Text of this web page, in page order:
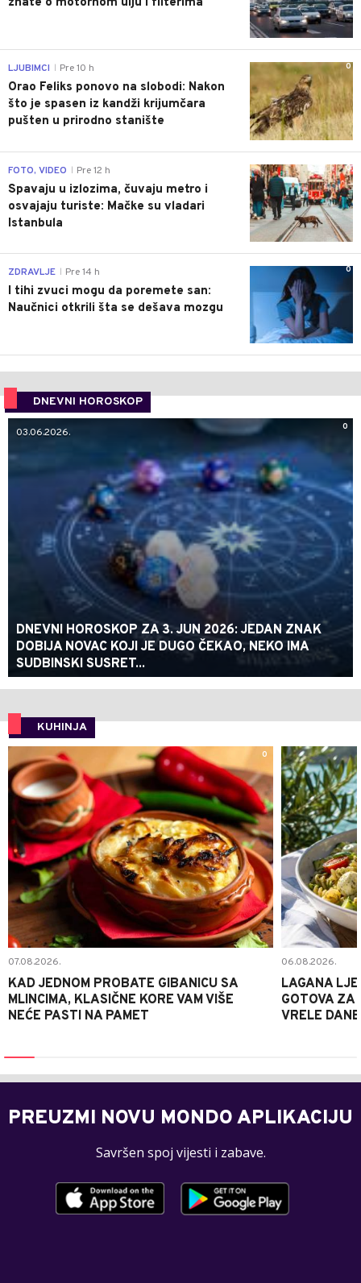
0
LJUBIMCI Pre 10 h
Orao Feliks ponovo na slobodi: Nakon
što je spasen iz kandži krijumčara
pušten u prirodno stanište
0
FOTO, VIDEO Pre 12 h
Spavaju u izlozima, čuvaju metro i
osvajaju turiste: Mačke su vladari
Istanbula
0
ZDRAVLJE Pre 14 h
I tihi zvuci mogu da poremete san:
Naučnici otkrili šta se dešava mozgu
DNEVNI HOROSKOP
0
03.06.2026.
DNEVNI HOROSKOP ZA 3. JUN 2026: JEDAN ZNAK
DOBIJA NOVAC KOJI JE DUGO ČEKAO, NEKO IMA
SUDBINSKI SUSRET...
KUHINJA
0
07.08.2026.
KAD JEDNOM PROBATE GIBANICU SA
MLINCIMA, KLASIČNE KORE VAM VIŠE
NEĆE PASTI NA PAMET
06.08.2026.
LAGANA
GOTOVA ZA
VRELE DANE
PREUZMI NOVU MONDO APLIKACIJU
Savršen spoj vijesti i zabave.